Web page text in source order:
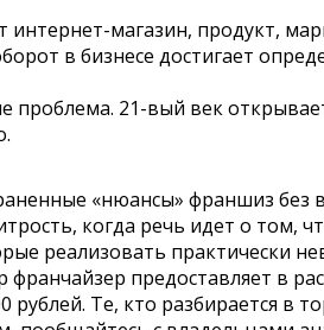
магазин, продукт,
в бизнесе достигает
проблема. 21-вый век
«нюансы» франшиз без
когда речь идет о том,
реализовать практически
предоставляет в
Те, кто разбирается в